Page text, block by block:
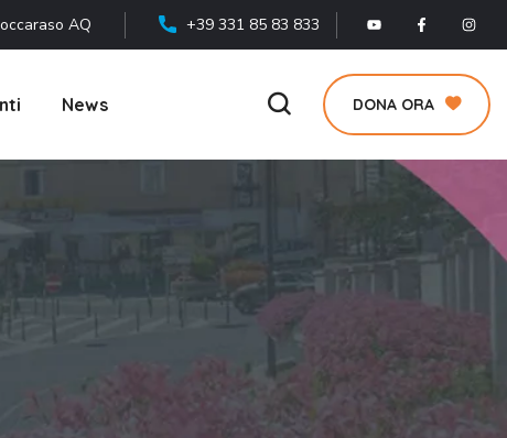
AQ +39 331 85 83 833
News DONA ORA